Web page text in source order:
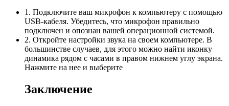
1. Подключите ваш микрофон к компьютеру с помощью
USB-кабеля. Убедитесь, что микрофон правильно
подключен и опознан вашей операционной системой.
2. Откройте настройки звука на своем компьютере. В
большинстве случаев, для этого можно найти иконку
динамика рядом с часами в правом нижнем углу экрана.
Нажмите на нее и выберите
Заключение